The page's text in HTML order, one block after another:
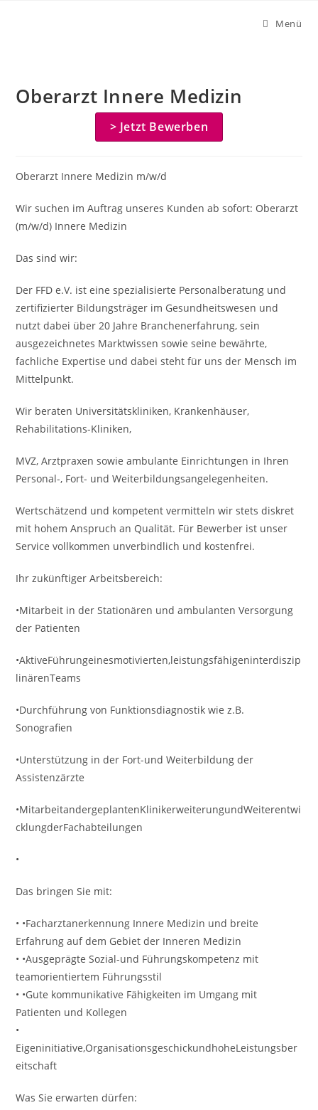
Menü
Oberarzt Innere Medizin
> Jetzt Bewerben
Oberarzt Innere Medizin m/w/d
Wir suchen im Auftrag unseres Kunden ab sofort: Oberarzt
(m/w/d) Innere Medizin
Das sind wir:
Der FFD e.V. ist eine spezialisierte Personalberatung und
zertifizierter Bildungsträger im Gesundheitswesen und
nutzt dabei über 20 Jahre Branchenerfahrung, sein
ausgezeichnetes Marktwissen sowie seine bewährte,
fachliche Expertise und dabei steht für uns der Mensch im
Mittelpunkt.
Wir beraten Universitätskliniken, Krankenhäuser,
Rehabilitations-Kliniken,
MVZ, Arztpraxen sowie ambulante Einrichtungen in Ihren
Personal-, Fort- und Weiterbildungsangelegenheiten.
Wertschätzend und kompetent vermitteln wir stets diskret
mit hohem Anspruch an Qualität. Für Bewerber ist unser
Service vollkommen unverbindlich und kostenfrei.
Ihr zukünftiger Arbeitsbereich:
•Mitarbeit in der Stationären und ambulanten Versorgung
der Patienten
•AktiveFührungeinesmotivierten,leistungsfähigeninterdiszip
linärenTeams
•Durchführung von Funktionsdiagnostik wie z.B.
Sonografien
•Unterstützung in der Fort-und Weiterbildung der
Assistenzärzte
•MitarbeitandergeplantenKlinikerweiterungundWeiterentwi
cklungderFachabteilungen
•
Das bringen Sie mit:
• •Facharztanerkennung Innere Medizin und breite
Erfahrung auf dem Gebiet der Inneren Medizin
• •Ausgeprägte Sozial-und Führungskompetenz mit
teamorientiertem Führungsstil
• •Gute kommunikative Fähigkeiten im Umgang mit
Patienten und Kollegen
•
Eigeninitiative,OrganisationsgeschickundhoheLeistungsber
eitschaft
Was Sie erwarten dürfen: